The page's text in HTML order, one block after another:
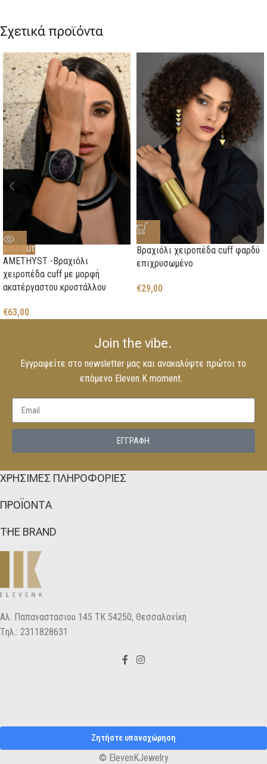
Σχετικά προϊόντα
SOLD OUT
AMETHYST -Βραχιόλι
χειροπέδα cuff με μορφή
ακατέργαστου κρυστάλλου
€63,00
Βραχιόλι χειροπέδα cuff φαρδύ
επιχρυσωμένο
€29,00
Join the vibe.
Εγγραφείτε στο newsletter μας και ανακαλύψτε πρώτοι το
επόμενο Eleven K moment.
EΓΓΡΑΦΗ
ΧΡΗΣΙΜΕΣ ΠΛΗΡΟΦΟΡΙΕΣ
ΠΡΟΪΟΝΤΑ
THE BRAND
Αλ. Παπαναστασιου 145 ΤΚ 54250, Θεσσαλονίκη
Tηλ.: 2311828631
Ζητήστε υπαναχώρηση
© ElevenKJewelry